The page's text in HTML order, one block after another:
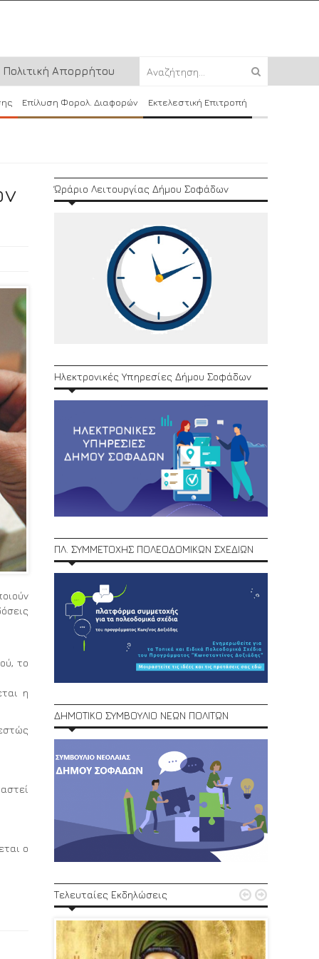
Πολιτική Απορρήτου
Επίλυση Φορολ. Διαφορών Εκτελεστική Επιτροπή
το
η
ο
Ώράριο Λειτουργίας Δήμου Σοφάδων
Ηλεκτρονικές Υπηρεσίες Δήμου Σοφάδων
ΠΛ. ΣΥΜΜΕΤΟΧΗΣ ΠΟΛΕΟΔΟΜΙΚΩΝ ΣΧΕΔΙΩΝ
ΔΗΜΟΤΙΚΟ ΣΥΜΒΟΥΛΙΟ ΝΕΩΝ ΠΟΛΙΤΩΝ
Τελευταίες Εκδηλώσεις  